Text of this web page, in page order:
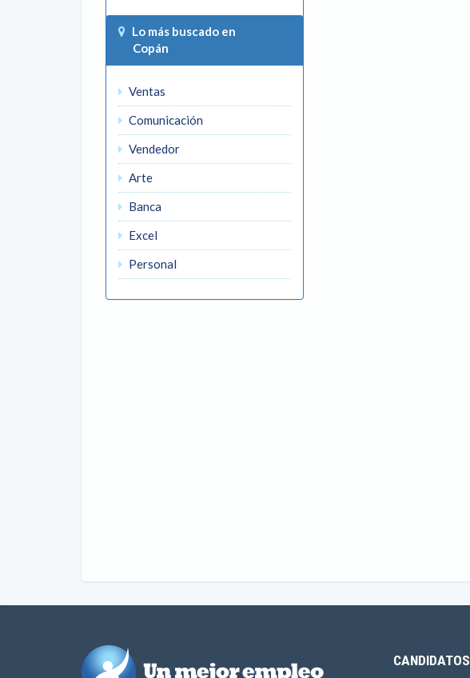
Lo más buscado en
Copán
Ventas
Comunicación
Vendedor
Arte
Banca
Excel
Personal
CANDIDATOS